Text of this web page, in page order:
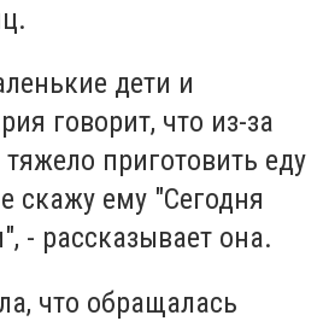
дети и
говорит, что из-за
тяжело приготовить еду
скажу ему "Сегодня
- рассказывает она.
что обращалась